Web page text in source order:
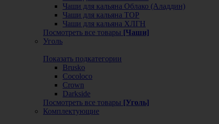
Чаши для кальяна Облако (Аладдин)
Чаши для кальяна ТОР
Чаши для кальяна ХЛГН
Посмотреть все товары [Чаши]
Уголь
Показать подкатегории
Brusko
Cocoloco
Crown
Darkside
Посмотреть все товары [Уголь]
Комплектующие